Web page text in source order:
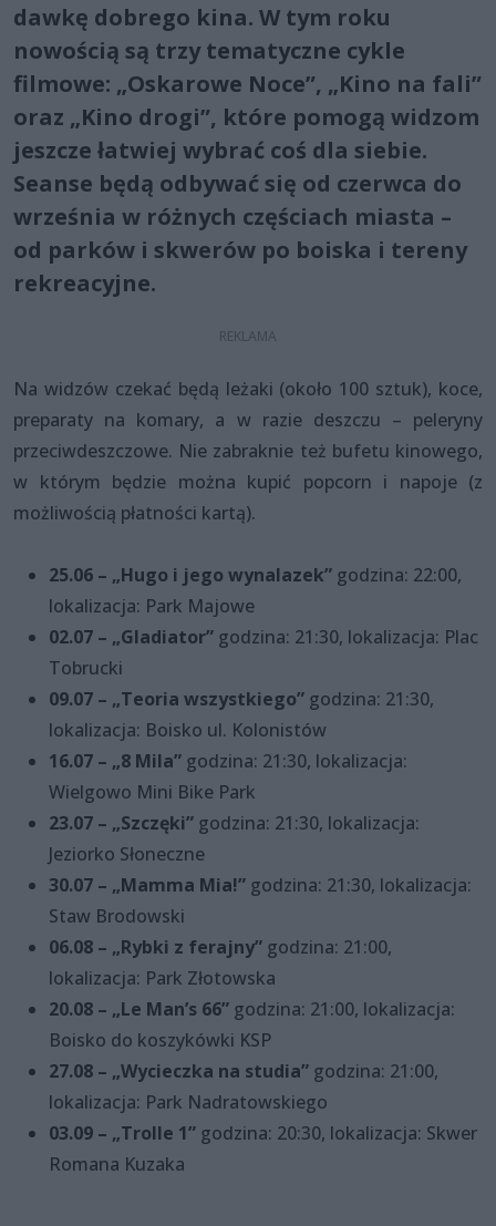
dawkę dobrego kina. W tym roku
nowością są trzy tematyczne cykle
filmowe: „Oskarowe Noce”, „Kino na fali”
oraz „Kino drogi”, które pomogą widzom
jeszcze łatwiej wybrać coś dla siebie.
Seanse będą odbywać się od czerwca do
września w różnych częściach miasta –
od parków i skwerów po boiska i tereny
rekreacyjne.
Na widzów czekać będą leżaki (około 100 sztuk), koce,
preparaty na komary, a w razie deszczu – peleryny
przeciwdeszczowe. Nie zabraknie też bufetu kinowego,
w którym będzie można kupić popcorn i napoje (z
możliwością płatności kartą).
25.06 – „Hugo i jego wynalazek” godzina: 22:00,
lokalizacja: Park Majowe
02.07 – „Gladiator” godzina: 21:30, lokalizacja: Plac
Tobrucki
09.07 – „Teoria wszystkiego” godzina: 21:30,
lokalizacja: Boisko ul. Kolonistów
16.07 – „8 Mila” godzina: 21:30, lokalizacja:
Wielgowo Mini Bike Park
23.07 – „Szczęki” godzina: 21:30, lokalizacja:
Jeziorko Słoneczne
30.07 – „Mamma Mia!” godzina: 21:30, lokalizacja:
Staw Brodowski
06.08 – „Rybki z ferajny” godzina: 21:00,
lokalizacja: Park Złotowska
20.08 – „Le Man’s 66” godzina: 21:00, lokalizacja:
Boisko do koszykówki KSP
27.08 – „Wycieczka na studia” godzina: 21:00,
lokalizacja: Park Nadratowskiego
03.09 – „Trolle 1” godzina: 20:30, lokalizacja: Skwer
Romana Kuzaka